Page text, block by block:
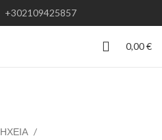
+302109425857
0,00€
ΗΧΕΙΑ